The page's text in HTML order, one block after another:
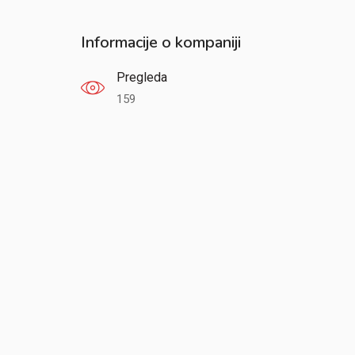
Informacije o kompaniji
Pregleda
159